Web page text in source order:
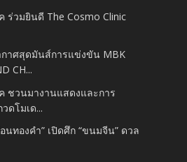
ร่วมยินดี The Cosmo Clinic
าศสุดมันส์การแข่งขัน MBK
CH...
ชวนมางานแสดงและการ
ดโมเด...
นทองคำ” เปิดศึก “ขนมจีน” ดวล